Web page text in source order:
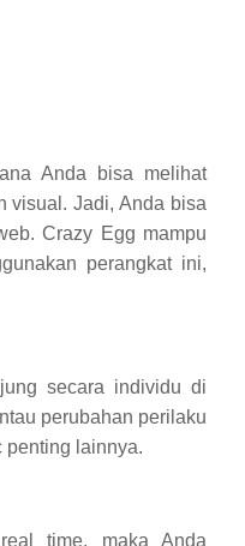
Anda bisa melihat
visual. Jadi, Anda bisa
Crazy Egg mampu
perangkat ini,
secara individu di
perubahan perilaku
penting lainnya.
time, maka Anda